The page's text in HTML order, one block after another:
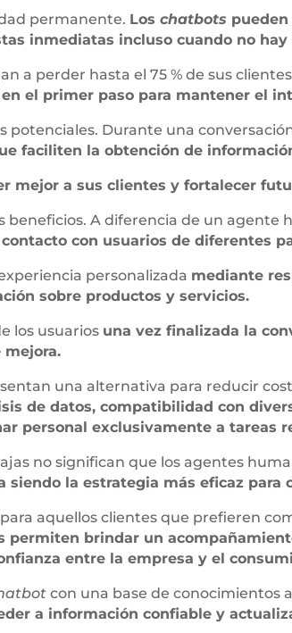
permanente. Loschatbots pueden
inmediatas incluso cuando no
a perder hasta el 75 % de sus
el primer paso para mantener el
potenciales. Durante una
faciliten la obtención de
mejor a sus clientes y fortalecer
A diferencia de un agente
con usuarios de diferentes
personalizada mediante
sobre productos y servicios.
los usuarios una vez finalizada la
una alternativa para reducir
de datos, compatibilidad con
personal exclusivamente a tareas
no significan que los agentes
la estrategia más eficaz para
aquellos clientes que prefieren
permiten brindar un
entre la empresa y el
con una base de conocimientos
a información confiable y